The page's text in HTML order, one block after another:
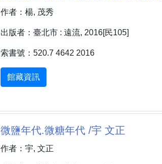
作者：楊, 茂秀
出版者：臺北市 : 遠流, 2016[民105]
索書號：520.7 4642 2016
館藏資訊
微鹽年代.微糖年代 /宇 文正
作者：宇, 文正